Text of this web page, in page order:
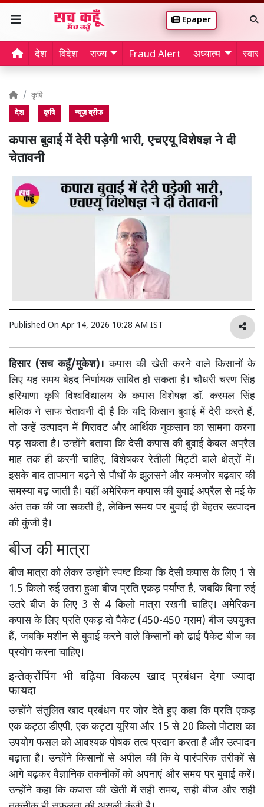
Epaper
देश विदेश राज्य Fraud Alert अध्यात्म
कृषि
देश कृषि न्यूज़ ब्रीफ
कपास बुवाई में देरी पड़ेगी भारी, एचएयू विशेषज्ञ ने दी
चेतावनी
Published On Apr 14, 2026 10:28 AM IST
हिसार (सच कहूँ/मुकेश)। कपास की खेती करने वाले किसानों के
लिए यह समय बेहद निर्णायक साबित हो सकता है। चौधरी चरण सिंह
हरियाणा कृषि विश्वविद्यालय के कपास विशेषज्ञ डॉ. करमल सिंह
मलिक ने साफ चेतावनी दी है कि यदि किसान बुवाई में देरी करते हैं,
तो उन्हें उत्पादन में गिरावट और आर्थिक नुकसान का सामना करना
पड़ सकता है। उन्होंने बताया कि देसी कपास की बुवाई केवल अप्रैल
माह तक ही करनी चाहिए, विशेषकर रेतीली मिट्टी वाले क्षेत्रों में।
इसके बाद तापमान बढ़ने से पौधों के झुलसने और कमजोर बढ़वार की
समस्या बढ़ जाती है। वहीं अमेरिकन कपास की बुवाई अप्रैल से मई के
अंत तक की जा सकती है, लेकिन समय पर बुवाई ही बेहतर उत्पादन
की कुंजी है।
बीज की मात्रा
बीज मात्रा को लेकर उन्होंने स्पष्ट किया कि देसी कपास के लिए 1 से
1.5 किलो रुई उतरा हुआ बीज प्रति एकड़ पर्याप्त है, जबकि बिना रुई
उतरे बीज के लिए 3 से 4 किलो मात्रा रखनी चाहिए। अमेरिकन
कपास के लिए प्रति एकड़ दो पैकेट (450-450 ग्राम) बीज उपयुक्त
हैं, जबकि मशीन से बुवाई करने वाले किसानों को ढाई पैकेट बीज का
प्रयोग करना चाहिए।
इन्तेर्क्रोपिंग भी बढ़िया विकल्प खाद प्रबंधन देगा ज्यादा
फायदा
उन्होंने संतुलित खाद प्रबंधन पर जोर देते हुए कहा कि प्रति एकड़
एक कट्ठा डीएपी, एक कट्टा यूरिया और 15 से 20 किलो पोटाश का
उपयोग फसल को आवश्यक पोषक तत्व प्रदान करता है और उत्पादन
बढ़ाता है। उन्होंने किसानों से अपील की कि वे पारंपरिक तरीकों से
आगे बढ़कर वैज्ञानिक तकनीकों को अपनाएं और समय पर बुवाई करें।
उन्होंने कहा कि कपास की खेती में सही समय, सही बीज और सही